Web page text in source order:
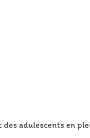
adulescents en